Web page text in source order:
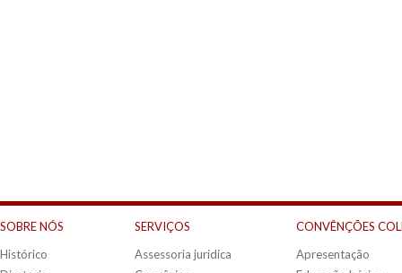
SOBRE NÓS
Histórico
SERVIÇOS
Assessoria jurídica
CONVÊNÇÕES
Apresentação